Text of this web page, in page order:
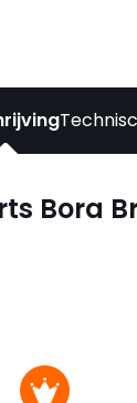
Bora